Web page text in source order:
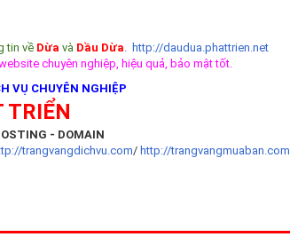
tin về Dừa và Dầu Dừa. http://daudua.phattrien.net
chuyên nghiệp, hiệu quả, bảo mật tốt.
VỤ CHUYÊN NGHIỆP
TRIỂN
- DOMAIN
trangvangdichvu.com/ http://trangvangmuaban.com